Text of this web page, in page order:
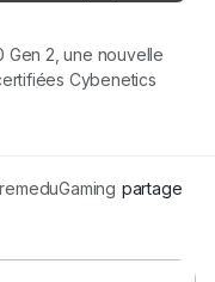
Gen 2, une nouvelle
Cybenetics
partage